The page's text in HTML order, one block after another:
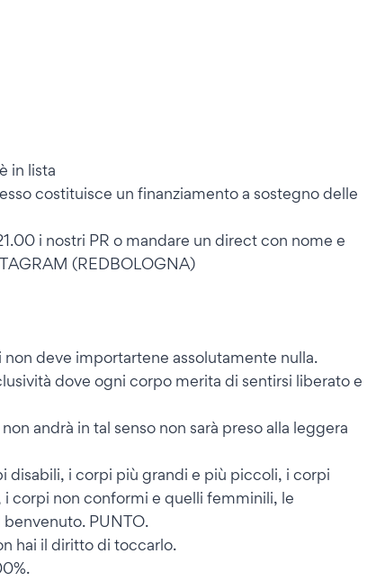
in lista
costituisce un finanziamento a sostegno delle
i nostri PR o mandare un direct con nome e
(REDBOLOGNA)
deve importartene assolutamente nulla.
dove ogni corpo merita di sentirsi liberato e
andrà in tal senso non sarà preso alla leggera
disabili, i corpi più grandi e più piccoli, i corpi
corpi non conformi e quelli femminili, le
benvenuto. PUNTO.
hai il diritto di toccarlo.